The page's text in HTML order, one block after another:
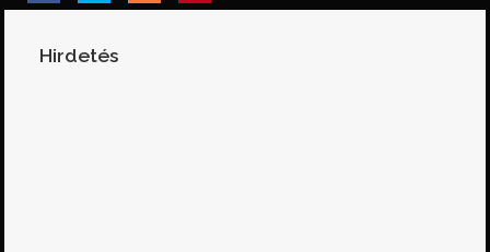
Hirdetés